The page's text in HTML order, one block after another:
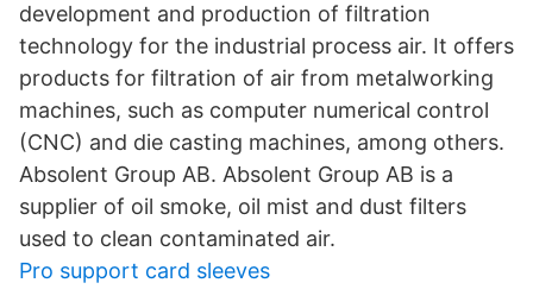
development and production of filtration
technology for the industrial process air. It offers
products for filtration of air from metalworking
machines, such as computer numerical control
(CNC) and die casting machines, among others.
Absolent Group AB. Absolent Group AB is a
supplier of oil smoke, oil mist and dust filters
used to clean contaminated air.
Pro support card sleeves